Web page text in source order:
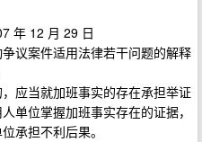
年 12 月 29 日
议案件适用法律若干问题的解释
应当就加班事实的存在承担举证
单位掌握加班事实存在的证据，
承担不利后果。